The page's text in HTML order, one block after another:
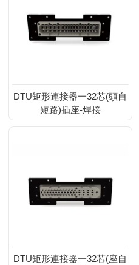
DTU矩形連接器一32芯(頭自
短路)插座-焊接
DTU矩形連接器一32芯(座自